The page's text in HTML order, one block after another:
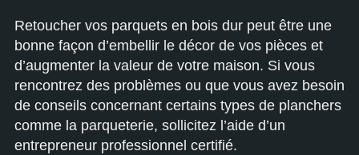
Retoucher vos parquets en bois dur peut être une
bonne façon d’embellir le décor de vos pièces et
d’augmenter la valeur de votre maison. Si vous
rencontrez des problèmes ou que vous avez besoin
de conseils concernant certains types de planchers
comme la parqueterie, sollicitez l’aide d’un
entrepreneur professionnel certifié.